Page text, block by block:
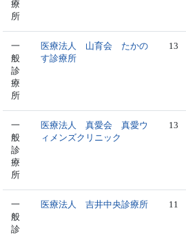
療
所
一
般
診
療
所
医療法人 山育会 たかの
す診療所
13
一
般
診
療
所
医療法人 真愛会 真愛ウ
ィメンズクリニック
13
一
般
診
医療法人 吉井中央診療所 11